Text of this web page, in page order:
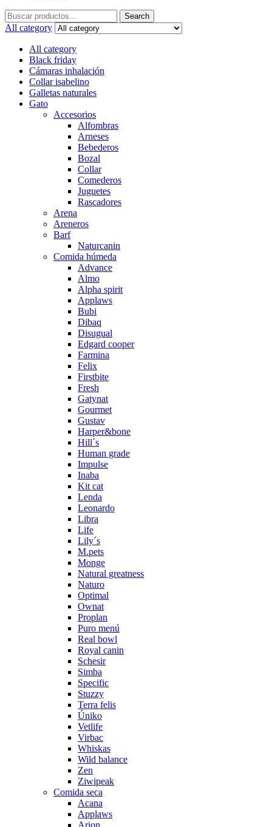
Search
for:
Search
All category
All category
Black friday
Cámaras inhalación
Collar isabelino
Galletas naturales
Gato
Accesorios
Alfombras
Arneses
Bebederos
Bozal
Collar
Comederos
Juguetes
Rascadores
Arena
Areneros
Barf
Naturcanin
Comida húmeda
Advance
Almo
Alpha spirit
Applaws
Bubi
Dibaq
Disugual
Edgard cooper
Farmina
Felix
Firstbite
Fresh
Gatynat
Gourmet
Gustav
Harper&bone
Hill´s
Human grade
Impulse
Inaba
Kit cat
Lenda
Leonardo
Libra
Life
Lily´s
M.pets
Monge
Natural greatness
Naturo
Optimal
Ownat
Proplan
Puro menú
Real bowl
Royal canin
Schesir
Simba
Specific
Stuzzy
Terra felis
Úniko
Vetlife
Virbac
Whiskas
Wild balance
Zen
Ziwipeak
Comida seca
Acana
Applaws
Arion